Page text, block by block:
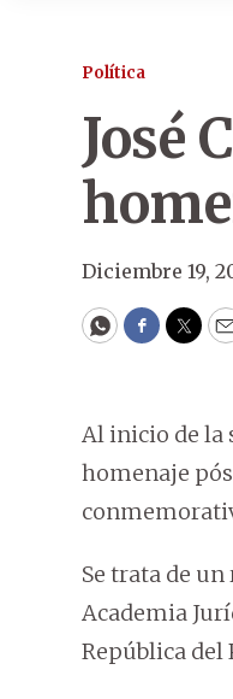
Política
José
Diciembre 19,
WhatsApp
Al inicio de la
homenaje
Se trata de
Academia
República del